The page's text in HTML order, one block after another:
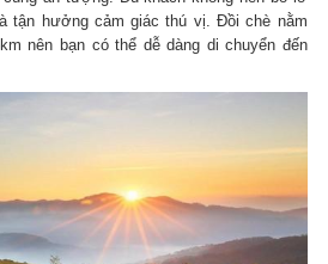
tận hưởng cảm giác thú vị. Đồi chè nằm
nên bạn có thể dễ dàng di chuyển đến